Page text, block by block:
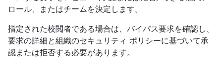
ロール、またはチームを決定します。
指定された校閲者である場合は、バイパス要求を確認し、
要求の詳細と組織のセキュリティ ポリシーに基づいて承
認または拒否する必要があります。